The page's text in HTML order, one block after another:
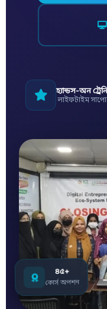
হ্যান্ডস-অন
লাইফটাইম
৪৫+
কোর্স অপশন